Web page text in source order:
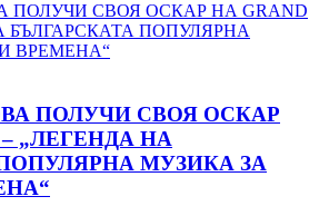
ПОЛУЧИ СВОЯ ОСКАР
– „ЛЕГЕНДА НА
МУЗИКА ЗА